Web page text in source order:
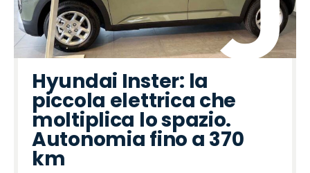
Hyundai Inster: la
piccola elettrica che
moltiplica lo spazio.
Autonomia fino a 370
km